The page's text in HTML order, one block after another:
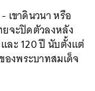
เขาดินวนา หรือ
ยจะปิดตัวลงหลัง
ละ 120 ปี นับตั้งแต่
งพระบาทสมเด็จ